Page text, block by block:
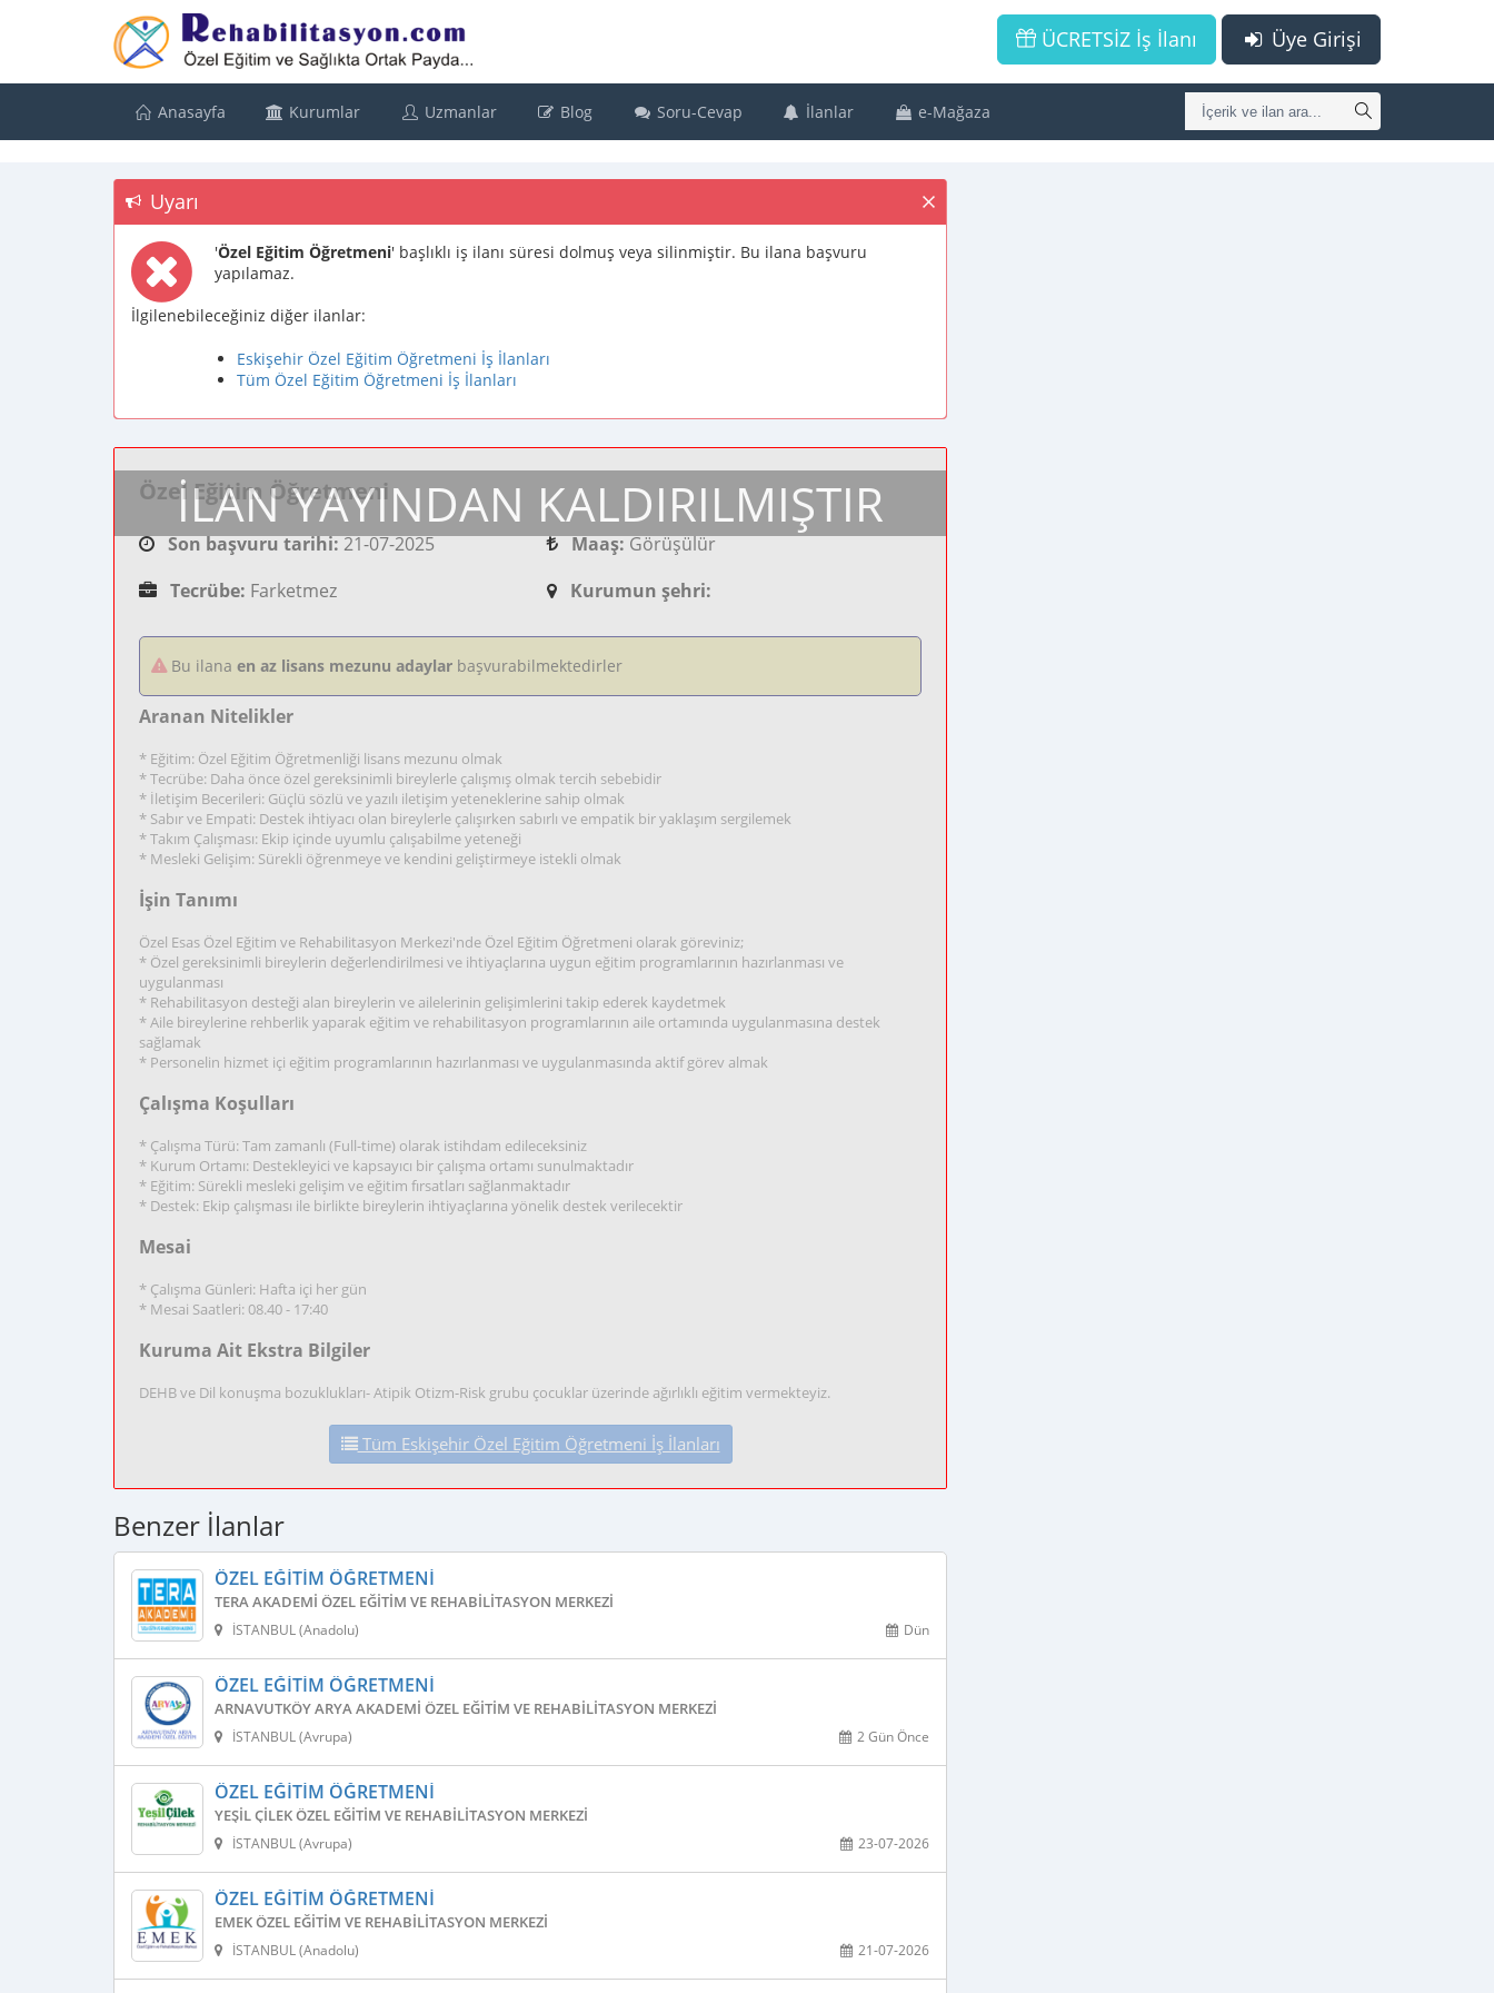
Üye Girişi
ÜCRETSİZ İş İlanı
Anasayfa Kurumlar Uzmanlar Blog Soru-Cevap İlanlar e-Mağaza
Uyarı
'Özel Eğitim Öğretmeni' başlıklı iş ilanı süresi dolmuş veya silinmiştir. Bu ilana başvuru
yapılamaz.
İlgilenebileceğiniz diğer ilanlar:
Eskişehir Özel Eğitim Öğretmeni İş İlanları
Tüm Özel Eğitim Öğretmeni İş İlanları
İLAN YAYINDAN KALDIRILMIŞTIR
Özel Eğitim Öğretmeni
Son başvuru tarihi:21-07-2025 Maaş:Görüşülür
Tecrübe: Farketmez Kurumun şehri:
Bu ilana en az lisans mezunu adaylar başvurabilmektedirler
Aranan Nitelikler
* Eğitim: Özel Eğitim Öğretmenliği lisans mezunu olmak
* Tecrübe: Daha önce özel gereksinimli bireylerle çalışmış olmak tercih sebebidir
* İletişim Becerileri: Güçlü sözlü ve yazılı iletişim yeteneklerine sahip olmak
* Sabır ve Empati: Destek ihtiyacı olan bireylerle çalışırken sabırlı ve empatik bir yaklaşım sergilemek
* Takım Çalışması: Ekip içinde uyumlu çalışabilme yeteneği
* Mesleki Gelişim: Sürekli öğrenmeye ve kendini geliştirmeye istekli olmak
İşin Tanımı
Özel Esas Özel Eğitim ve Rehabilitasyon Merkezi'nde Özel Eğitim Öğretmeni olarak göreviniz;
* Özel gereksinimli bireylerin değerlendirilmesi ve ihtiyaçlarına uygun eğitim programlarının hazırlanması ve
uygulanması
* Rehabilitasyon desteği alan bireylerin ve ailelerinin gelişimlerini takip ederek kaydetmek
* Aile bireylerine rehberlik yaparak eğitim ve rehabilitasyon programlarının aile ortamında uygulanmasına destek
sağlamak
* Personelin hizmet içi eğitim programlarının hazırlanması ve uygulanmasında aktif görev almak
Çalışma Koşulları
* Çalışma Türü: Tam zamanlı (Full-time) olarak istihdam edileceksiniz
* Kurum Ortamı: Destekleyici ve kapsayıcı bir çalışma ortamı sunulmaktadır
* Eğitim: Sürekli mesleki gelişim ve eğitim fırsatları sağlanmaktadır
* Destek: Ekip çalışması ile birlikte bireylerin ihtiyaçlarına yönelik destek verilecektir
Mesai
* Çalışma Günleri: Hafta içi her gün
* Mesai Saatleri: 08.40 - 17:40
Kuruma Ait Ekstra Bilgiler
DEHB ve Dil konuşma bozuklukları- Atipik Otizm-Risk grubu çocuklar üzerinde ağırlıklı eğitim vermekteyiz.
Tüm Eskişehir Özel Eğitim Öğretmeni İş İlanları
Benzer İlanlar
ÖZEL EĞITIM ÖĞRETMENI
TERA AKADEMI ÖZEL EĞITIM VE REHABILITASYON MERKEZI
Dün
İSTANBUL (Anadolu)
ÖZEL EĞITIM ÖĞRETMENI
ARNAVUTKÖY ARYA AKADEMI ÖZEL EĞITIM VE REHABILITASYON MERKEZI
2 Gün Önce
İSTANBUL (Avrupa)
ÖZEL EĞITIM ÖĞRETMENI
YEŞIL ÇILEK ÖZEL EĞITIM VE REHABILITASYON MERKEZI
23-07-2026
İSTANBUL (Avrupa)
ÖZEL EĞITIM ÖĞRETMENI
EMEK ÖZEL EĞITIM VE REHABILITASYON MERKEZI
21-07-2026
İSTANBUL (Anadolu)